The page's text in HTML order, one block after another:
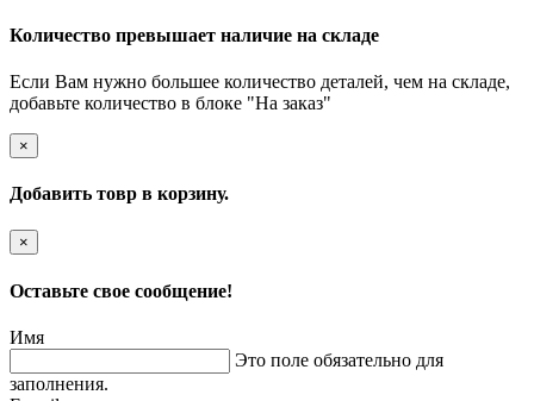
Количество превышает наличие на складе
Если Вам нужно большее количество деталей, чем на складе,
добавьте количество в блоке "На заказ"
×
Добавить товр в корзину.
×
Оставьте свое сообщение!
Имя
Это поле обязательно для
заполнения.